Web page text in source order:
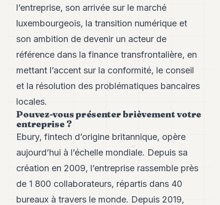
21
Andy
Andy
16
15
Andy
Andy
13
Andy
Andy
11
10
Andy
l’entreprise, son arrivée sur le marché
luxembourgeois, la transition numérique et
son ambition de devenir un acteur de
référence dans la finance transfrontalière, en
mettant l’accent sur la conformité, le conseil
et la résolution des problématiques bancaires
locales.
Pouvez-vous présenter brièvement votre
entreprise ?
Ebury, fintech d’origine britannique, opère
aujourd’hui à l’échelle mondiale. Depuis sa
création en 2009, l’entreprise rassemble près
de 1 800 collaborateurs, répartis dans 40
bureaux à travers le monde. Depuis 2019,